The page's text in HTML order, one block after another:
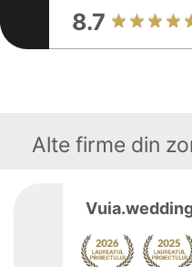
8.7
Alte firme din